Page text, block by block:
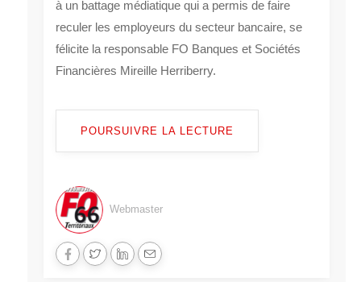
à un battage médiatique qui a permis de faire
reculer les employeurs du secteur bancaire, se
félicite la responsable FO Banques et Sociétés
Financières Mireille Herriberry.
POURSUIVRE LA LECTURE
Webmaster